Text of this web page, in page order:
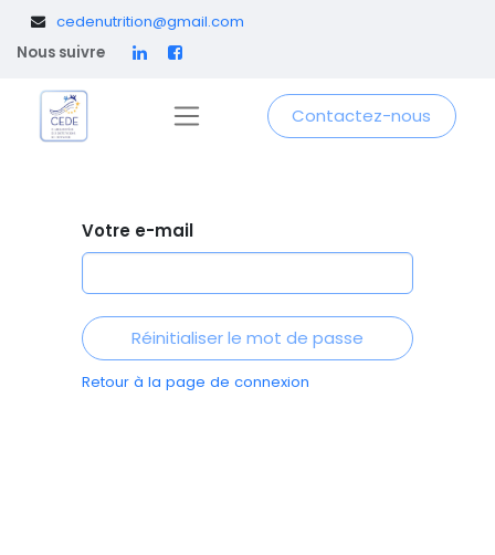
cedenutrition@gmail.com
Nous suivre
Contactez-nous
Votre e-mail
Réinitialiser le mot de passe
Retour à la page de connexion